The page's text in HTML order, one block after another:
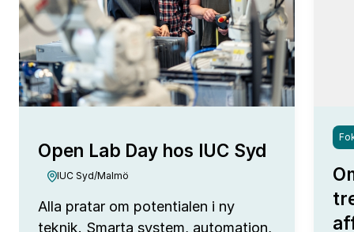
Open Lab Day hos IUC Syd
IUC Syd/Malmö
Alla pratar om potentialen i ny
teknik. Smarta system, automation,